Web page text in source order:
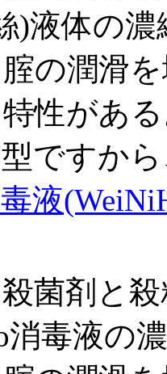
)液体の
の潤滑
性があ
ですか
液
菌剤と
消毒液の